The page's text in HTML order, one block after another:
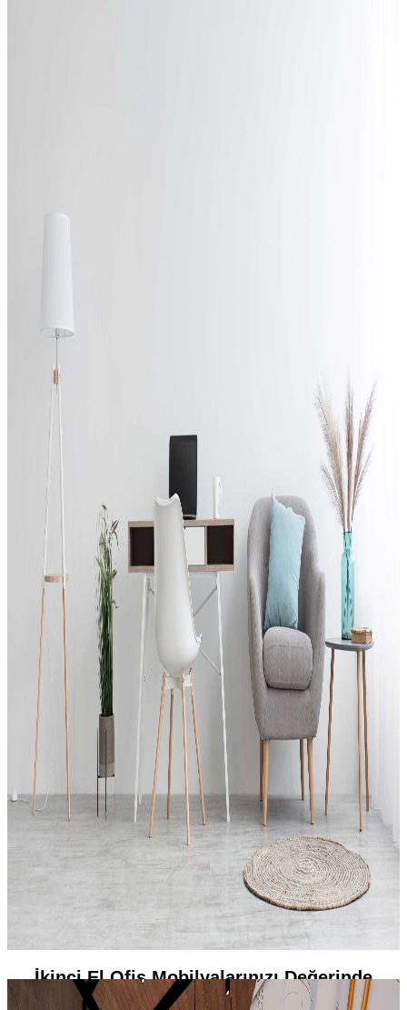
Seri Sonu Ya da Stoğu Biten Ürünlerde Uygun Fiyatlar
İkinci El Ofis Mobilyalarınızı Değerinde
Satın Alıyoruz